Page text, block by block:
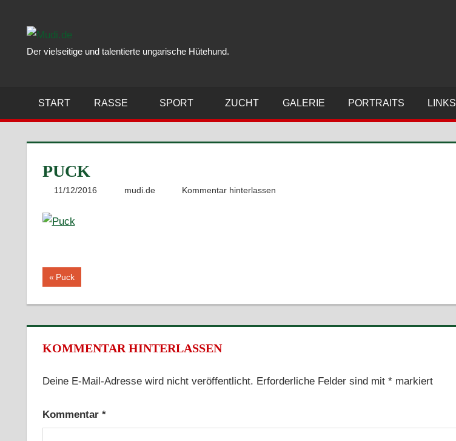
ALLES
ÜBER
Der vielseitige und talentierte ungarische Hütehund.
START RASSE SPORT ZUCHT GALERIE PORTRAITS LINKS
PUCK
11/12/2016 mudi.de Kommentar hinterlassen
Vorheriger
Puck
KOMMENTAR HINTERLASSEN
Deine E-Mail-Adresse wird nicht veröffentlicht. Erforderliche Felder sind mit *markiert
Kommentar *